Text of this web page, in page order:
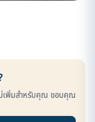
ม่เพิ่มสำหรับคุณ ขอบคุณ